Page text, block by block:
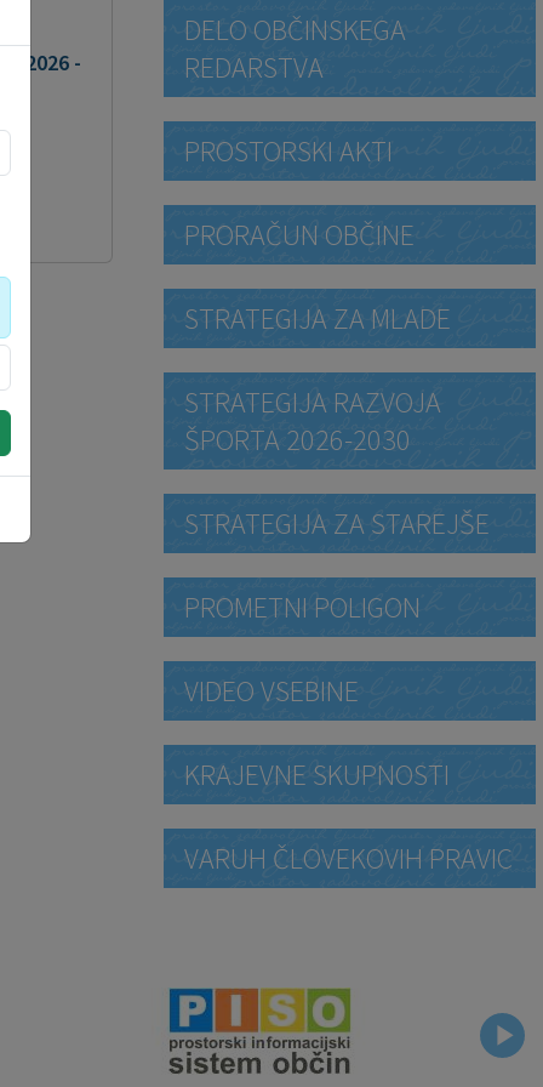
2026 -
DELO OBČINSKEGA
REDARSTVA
PROSTORSKI AKTI
PRORAČUN OBČINE
STRATEGIJA ZA MLADE
STRATEGIJA RAZVOJA
ŠPORTA 2026-2030
STRATEGIJA ZA STAREJŠE
PROMETNI POLIGON
VIDEO VSEBINE
KRAJEVNE SKUPNOSTI
VARUH ČLOVEKOVIH PRAVIC